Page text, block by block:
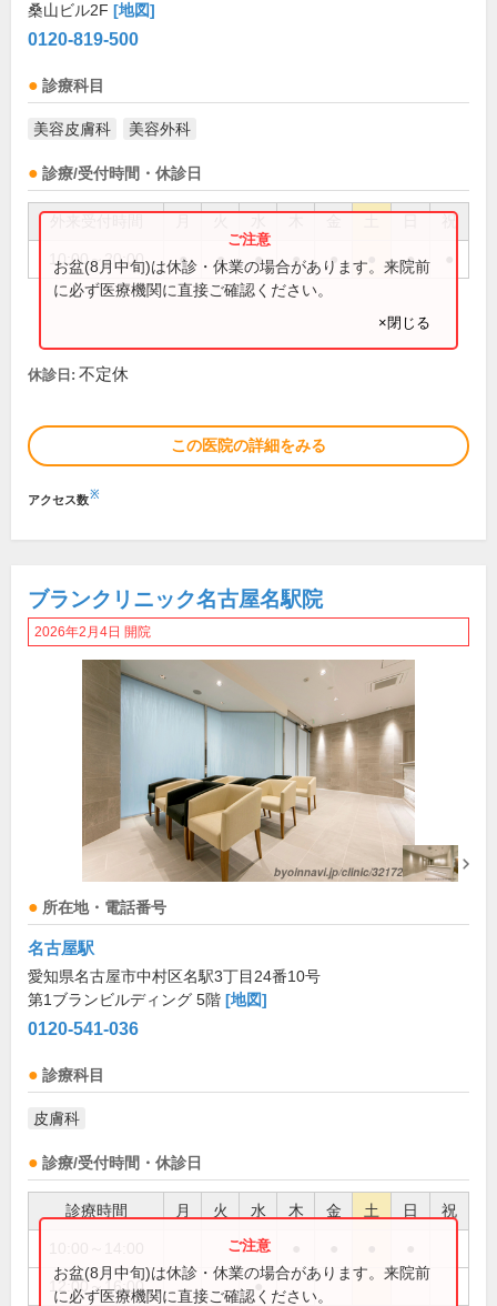
桑山ビル2F [地図]
0120-819-500
診療科目
美容皮膚科 美容外科
診療/受付時間・休診日
祝
10:00～20:00 ● ● ● ● ● ●
お盆(8月中旬)は休診・休業の場合があります。来院前
に必ず医療機関に直接ご確認ください。
×閉じる
休診日: 不定休
この医院の詳細をみる
アクセス数※
ブランクリニック名古屋名駅院
2026年2月4日 開院
所在地・電話番号
名古屋駅
愛知県名古屋市中村区名駅3丁目24番10号
第1ブランビルディング 5階 [地図]
0120-541-036
診療科目
皮膚科
診療/受付時間・休診日
診療時間 月 火 水 木 金 土 日 祝
12:00～16:00 ●
お盆(8月中旬)は休診・休業の場合があります。来院前
に必ず医療機関に直接ご確認ください。